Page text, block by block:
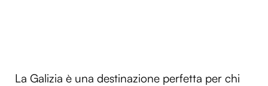
La Galizia è una destinazione perfetta per chi